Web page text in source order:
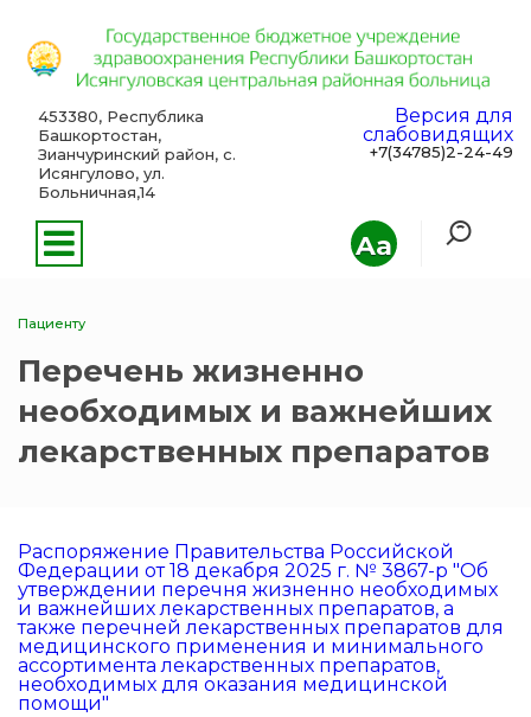
Aa
453380, Республика
Башкортостан,
Зианчуринский район, с.
Исянгулово, ул.
Больничная,14
Версия для
слабовидящих
+7(34785)2-24-49
Пациенту
Перечень жизненно
необходимых и важнейших
лекарственных препаратов
Распоряжение Правительства Российской
Федерации от 18 декабря 2025 г. № 3867-р "Об
утверждении перечня жизненно необходимых
и важнейших лекарственных препаратов, а
также перечней лекарственных препаратов для
медицинского применения и минимального
ассортимента лекарственных препаратов,
необходимых для оказания медицинской
помощи"